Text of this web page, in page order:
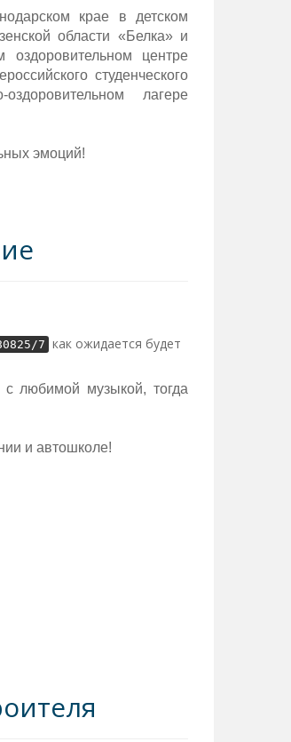
крае в детском
области «Белка» и
оздоровительном центре
студенческого
лагере
эмоций!
7 как ожидается будет
любимой музыкой, тогда
и автошколе!